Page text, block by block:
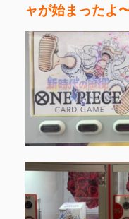
ャが始まったよ